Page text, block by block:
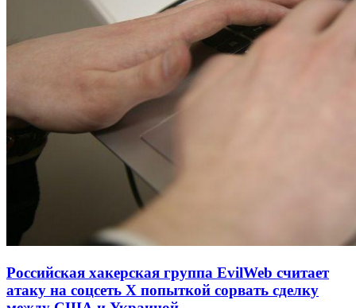
Российская хакерская группа EvilWeb считает
атаку на соцсеть Х попыткой сорвать сделку